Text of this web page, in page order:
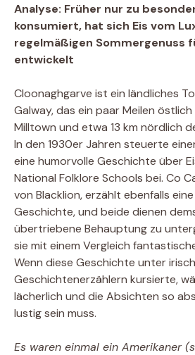
Analyse: Früher nur zu
konsumiert, hat sich Eis vom
regelmäßigen Sommergenuss
entwickelt
Cloonaghgarve ist ein ländliches
Galway, das ein paar Meilen
Milltown und etwa 13 km nördlich
In den 1930er Jahren steuerte
eine humorvolle Geschichte über
National Folklore Schools bei. Co
von Blacklion, erzählt ebenfalls
Geschichte, und beide dienen
übertriebene Behauptung zu
sie mit einem Vergleich
Wenn diese Geschichte unter
Geschichtenerzählern kursierte,
lächerlich und die Absichten so
lustig sein muss.
Es waren einmal ein Amerikaner